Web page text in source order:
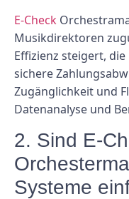
E-Check
Musikdirektoren
Effizienz steigert,
sichere
Zugänglichkeit und
Datenanalyse und
2. Sind E-
Systeme